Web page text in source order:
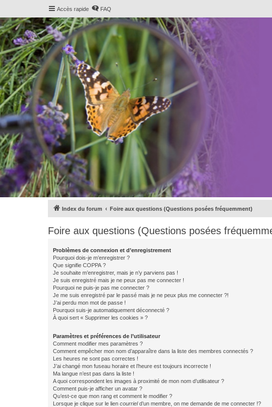
Accès rapide FAQ
Index du forum Foire aux questions (Questions posées fréquemment)
Foire aux questions (Questions posées
Problèmes de connexion et d’enregistrement
Pourquoi dois-je m’enregistrer ?
Que signifie COPPA ?
Je souhaite m’enregistrer, mais je n’y parviens pas !
Je suis enregistré mais je ne peux pas me connecter !
Pourquoi ne puis-je pas me connecter ?
Je me suis enregistré par le passé mais je ne peux plus me connecter ?!
J’ai perdu mon mot de passe !
Pourquoi suis-je automatiquement déconnecté ?
À quoi sert « Supprimer les cookies » ?
Paramètres et préférences de l’utilisateur
Comment modifier mes paramètres ?
Comment empêcher mon nom d’apparaître dans la liste des membres connectés ?
Les heures ne sont pas correctes !
J’ai changé mon fuseau horaire et l’heure est toujours incorrecte !
Ma langue n’est pas dans la liste !
A quoi correspondent les images à proximité de mon nom d’utilisateur ?
Comment puis-je afficher un avatar ?
Qu’est-ce que mon rang et comment le modifier ?
Lorsque je clique sur le lien courrield’un membre, on me demande de me connecter !?